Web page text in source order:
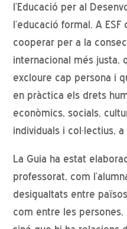
l’Educació per al
l’educació formal. A
cooperar per a la
internacional més justa,
excloure cap persona i
en pràctica els drets
econòmics, socials,
individuals i col·lectius,
La Guia ha estat
professorat, com
desigualtats entre
com entre les persones,